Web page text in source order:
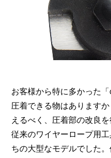
お客様から特に多かった
圧着できる物はあります
えるべく、圧着部の改良を
従来のワイヤーロープ用
ちの大型なモデルでした